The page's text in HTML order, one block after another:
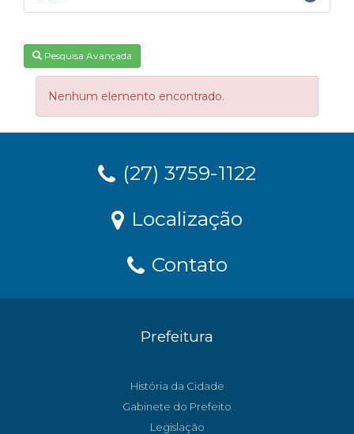
Pesquisa Avançada
Nenhum elemento encontrado.
(27) 3759-1122
Localização
Contato
Prefeitura
História da Cidade
Gabinete do Prefeito
Legislação